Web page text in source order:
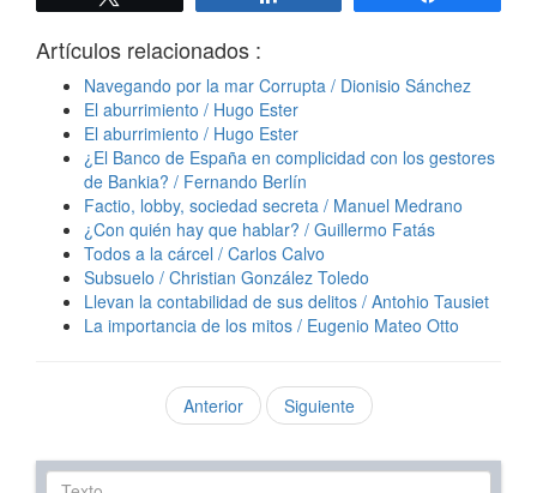
Artículos relacionados :
Navegando por la mar Corrupta / Dionisio Sánchez
El aburrimiento / Hugo Ester
El aburrimiento / Hugo Ester
¿El Banco de España en complicidad con los gestores
de Bankia? / Fernando Berlín
Factio, lobby, sociedad secreta / Manuel Medrano
¿Con quién hay que hablar? / Guillermo Fatás
Todos a la cárcel / Carlos Calvo
Subsuelo / Christian González Toledo
Llevan la contabilidad de sus delitos / Antohio Tausiet
La importancia de los mitos / Eugenio Mateo Otto
Anterior Siguiente
Texto